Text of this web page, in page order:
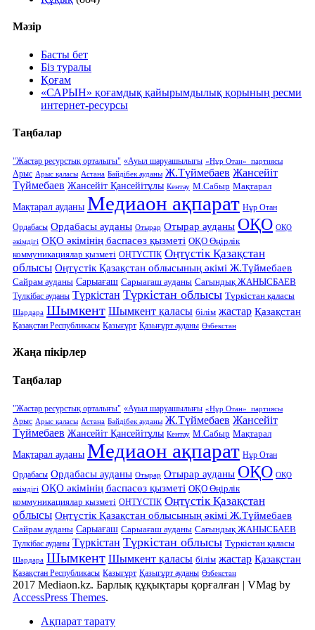
Мәзір
Басты бет
Біз туралы
Қоғам
«САРЫН» қоғамдық қайырымдылық қорының ресми
интернет-ресурсы
Таңбалар
"Жастар ресурстық орталығы" «Ауыл шаруашылығы «Нұр Отан» партиясы
Арыс Арыс қаласы Астана Бәйдібек ауданы Ж.Түймебаев Жансейіт
Түймебаев Жансейіт Қансейітұлы Кентау М.Сабыр Мақтарал
Мақтарал ауданы Медиаон ақпарат Нұр Отан
Ордабасы Ордабасы ауданы Отырар Отырар ауданы ОҚО ОҚО
әкімдігі ОҚО әкімінің баспасөз қызметі ОҚО Өңірлік
коммуникациялар қызметі ОҢТҮСТІК Оңтүстік Қазақстан
облысы Оңтүстік Қазақстан облысының әкімі Ж.Түймебаев
Сайрам ауданы Сарыағаш Сарыағаш ауданы Сағындық ЖАНЫСБАЕВ
Түлкібас ауданы Түркістан Түркістан облысы Түркістан қаласы
Шардара Шымкент Шымкент қаласы білім жастар Қазақстан
Қазақстан Республикасы Қазығұрт Қазығұрт ауданы Өзбекстан
Жаңа пікірлер
Таңбалар
"Жастар ресурстық орталығы" «Ауыл шаруашылығы «Нұр Отан» партиясы
Арыс Арыс қаласы Астана Бәйдібек ауданы Ж.Түймебаев Жансейіт
Түймебаев Жансейіт Қансейітұлы Кентау М.Сабыр Мақтарал
Мақтарал ауданы Медиаон ақпарат Нұр Отан
Ордабасы Ордабасы ауданы Отырар Отырар ауданы ОҚО ОҚО
әкімдігі ОҚО әкімінің баспасөз қызметі ОҚО Өңірлік
коммуникациялар қызметі ОҢТҮСТІК Оңтүстік Қазақстан
облысы Оңтүстік Қазақстан облысының әкімі Ж.Түймебаев
Сайрам ауданы Сарыағаш Сарыағаш ауданы Сағындық ЖАНЫСБАЕВ
Түлкібас ауданы Түркістан Түркістан облысы Түркістан қаласы
Шардара Шымкент Шымкент қаласы білім жастар Қазақстан
Қазақстан Республикасы Қазығұрт Қазығұрт ауданы Өзбекстан
2017 Mediaon.kz. Барлық құқықтары қорғалған | VMag by
AccessPress Themes.
Ақпарат тарату